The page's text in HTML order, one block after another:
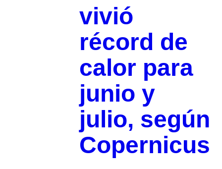
vivió
récord de
calor para
junio y
julio, según
Copernicus